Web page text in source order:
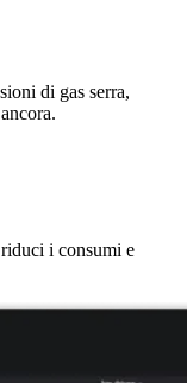
di gas serra,
i consumi e